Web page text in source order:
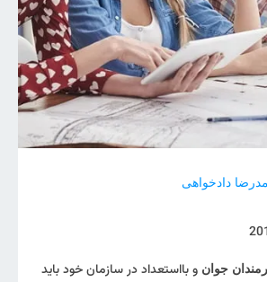
دادخواهی
جوان و بااستعداد در سازمان خود باید